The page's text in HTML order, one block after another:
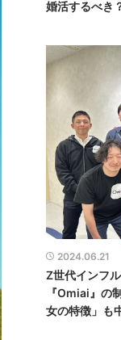
婚活するべき
2024.06.21
Z世代インフ
『Omiai』の
女の特徴」も